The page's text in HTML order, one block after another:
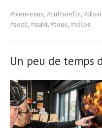
Tags
for
#bienvenus,#culturelle,
#sont,#suivi,#tous,#vélos
Un peu de temps